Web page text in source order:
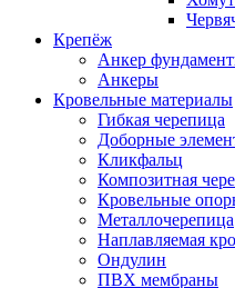
Крепёж
Анкер
Анкеры
Кровельные материалы
Гибкая черепица
Доборные
Кликфальц
Композитная
Кровельные
Металлочерепица
Наплавляемая
Ондулин
ПВХ мембраны